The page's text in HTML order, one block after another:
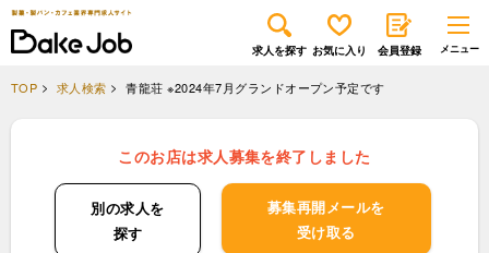
求人を探す お気に入り 会員登録
TOP 求人検索 青龍荘 ※2024年7月グランドオープン予定です
このお店は求人募集を終了しました
別の求人を
探す
募集再開メールを
受け取る